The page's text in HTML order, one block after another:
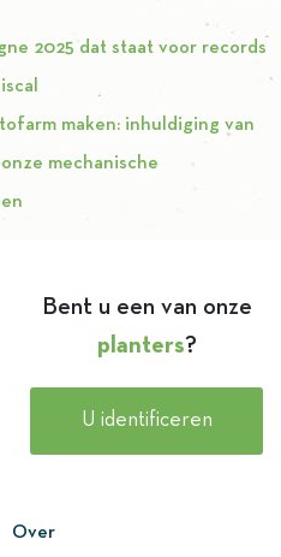
2025 dat staat voor records
maken: inhuldiging van
mechanische
Over
Bent u een van onze
planters?
U identificeren